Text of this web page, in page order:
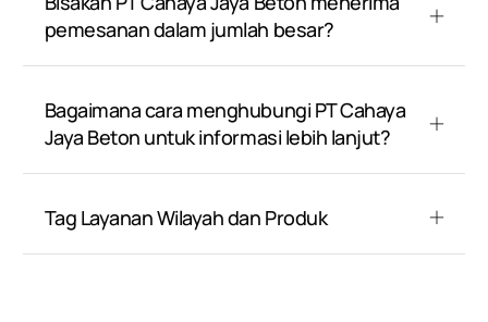
pemesanan dalam jumlah besar?
Bagaimana cara menghubungi PT Cahaya
Jaya Beton untuk informasi lebih lanjut?
Tag Layanan Wilayah dan Produk